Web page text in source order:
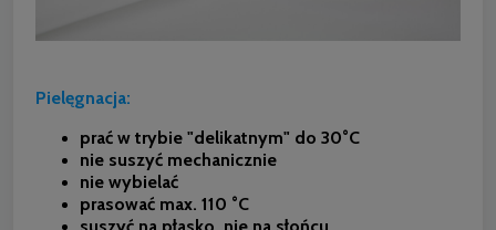
Pielęgnacja:
prać w trybie "delikatnym" do 30°C
nie suszyć mechanicznie
nie wybielać
prasować max. 110 °C